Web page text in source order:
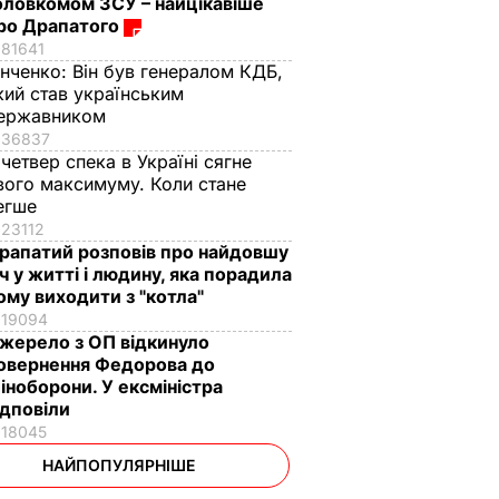
Драпатого
81641
Він був генералом КДБ,
став українським
36837
спека в Україні сягне
максимуму. Коли стане
23112
розповів про найдовшу
у житті і людину, яка порадила
виходити з "котла"
19094
з ОП відкинуло
Федорова до
У ексміністра
18045
НАЙПОПУЛЯРНІШЕ